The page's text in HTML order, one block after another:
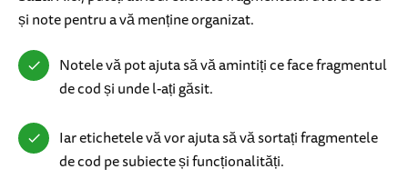
și note pentru a vă menține organizat.
Notele vă pot ajuta să vă amintiți ce face fragmentul
de cod și unde l-ați găsit.
Iar etichetele vă vor ajuta să vă sortați fragmentele
de cod pe subiecte și funcționalități.